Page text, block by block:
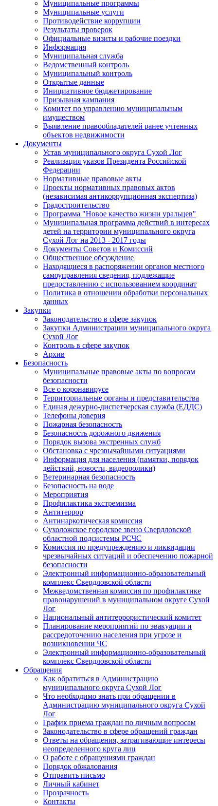
Муниципальные программы
Муниципальные услуги
Противодействие коррупции
Результаты проверок
Официальные визиты и рабочие поездки
Информация
Муниципальная служба
Ведомственный контроль
Муниципальный контроль
Открытые данные
Инициативное бюджетирование
Призывная кампания
Комитет по управлению муниципальным
имуществом
Выявление правообладателей ранее учтенных
объектов недвижимости
Документы
Устав муниципального округа Сухой Лог
Реализация указов Президента Российской
Федерации
Нормативные правовые акты
Проекты нормативных правовых актов
(независимая антикоррупционная экспертиза)
Градостроительство
Программа "Новое качество жизни уральцев"
Муниципальная программа действий в интересах
детей на территории муниципального округа
Сухой Лог на 2013 - 2017 годы
Документы Советов и Комиссий
Общественное обсуждение
Находящиеся в распоряжении органов местного
самоуправления сведения, подлежащие
предоставлению с использованием координат
Политика в отношении обработки персональных
данных
Закупки
Законодательство в сфере закупок
Закупки Администрации муниципального округа
Сухой Лог
Контроль в сфере закупок
Архив
Безопасность
Муниципальные правовые акты по вопросам
безопасности
Все о коронавирусе
Территориальные органы и представительства
Единая дежурно-диспетчерская служба (ЕДДС)
Телефоны доверия
Пожарная безопасность
Безопасность дорожного движения
Порядок вызова экстренных служб
Обстановка с чрезвычайными ситуациями
Информация для населения (памятки, порядок
действий, новости, видеоролики)
Ветеринарная безопасность
Безопасность на воде
Мероприятия
Профилактика экстремизма
Антитеррор
Антинаркотическая комиссия
Сухоложское городское звено Свердловской
областной подсистемы РСЧС
Комиссия по предупреждению и ликвидации
чрезвычайных ситуаций и обеспечению пожарной
безопасности
Электронный информационно-образовательный
комплекс Cвердловской области
Межведомственная комиссия по профилактике
правонарушений в муниципальном округе Сухой
Лог
Национальный антитеррористический комитет
Планирование мероприятий по эвакуации и
рассредоточению населения при угрозе и
возникновении ЧС
Электронный информационно-образовательный
комплекс Свердловской области
Обращения
Как обратиться в Администрацию
муниципального округа Сухой Лог
Что необходимо знать при обращении в
Администрацию муниципального округа Сухой
Лог
График приема граждан по личным вопросам
Законодательство в сфере обращений граждан
Ответы на обращения, затрагивающие интересы
неопределенного круга лиц
О работе с обращениями граждан
Порядок обжалования
Отправить письмо
Личный кабинет
Прозрачность
Контакты